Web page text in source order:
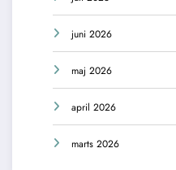
juni 2026
maj 2026
april 2026
marts 2026